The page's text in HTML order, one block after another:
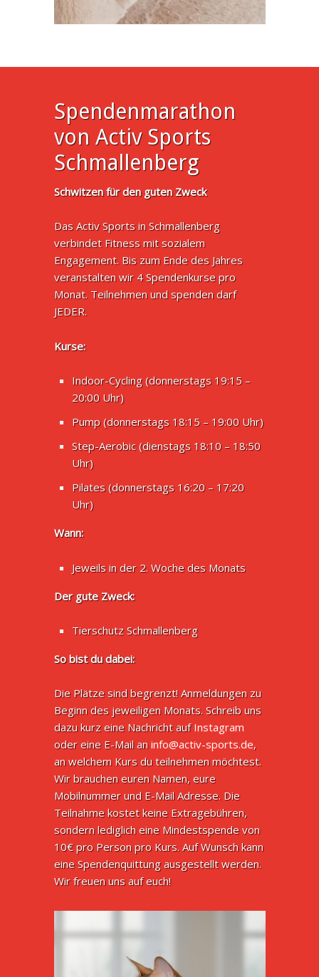
Spendenmarathon
von Activ Sports
Schmallenberg
Schwitzen für den guten Zweck
Das Activ Sports in Schmallenberg
verbindet Fitness mit sozialem
Engagement. Bis zum Ende des Jahres
veranstalten wir 4 Spendenkurse pro
Monat. Teilnehmen und spenden darf
JEDER.
Kurse:
Indoor-Cycling (donnerstags 19:15 –
20:00 Uhr)
Pump (donnerstags 18:15 – 19:00 Uhr)
Step-Aerobic (dienstags 18:10 – 18:50
Uhr)
Pilates (donnerstags 16:20 – 17:20
Uhr)
Wann:
Jeweils in der 2. Woche des Monats
Der gute Zweck:
Tierschutz Schmallenberg
So bist du dabei:
Die Plätze sind begrenzt! Anmeldungen zu
Beginn des jeweiligen Monats. Schreib uns
dazu kurz eine Nachricht aufInstagram
oder eine E-Mail aninfo@activ-sports.de,
an welchem Kurs du teilnehmen möchtest.
Wir brauchen euren Namen, eure
Mobilnummer und E-Mail Adresse. Die
Teilnahme kostet keine Extragebühren,
sondern lediglich eine Mindestspende von
10€ pro Person pro Kurs. Auf Wunsch kann
eine Spendenquittung ausgestellt werden.
Wir freuen uns auf euch!